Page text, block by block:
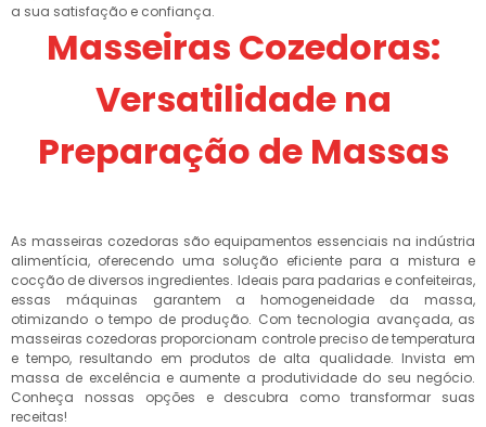
a sua satisfação e confiança.
Masseiras Cozedoras:
Versatilidade na
Preparação de Massas
As masseiras cozedoras são equipamentos essenciais na indústria
alimentícia, oferecendo uma solução eficiente para a mistura e
cocção de diversos ingredientes. Ideais para padarias e confeiteiras,
essas máquinas garantem a homogeneidade da massa,
otimizando o tempo de produção. Com tecnologia avançada, as
masseiras cozedoras proporcionam controle preciso de temperatura
e tempo, resultando em produtos de alta qualidade. Invista em
massa de excelência e aumente a produtividade do seu negócio.
Conheça nossas opções e descubra como transformar suas
receitas!